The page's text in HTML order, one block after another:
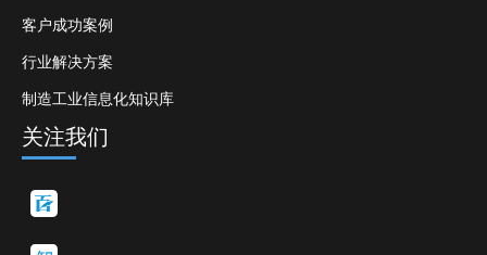
客户成功案例
行业解决方案
制造工业信息化知识库
关注我们